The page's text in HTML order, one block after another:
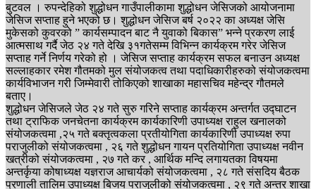
बुटवल । रुपन्देहिको शुद्धोधन गाउँपालीकामा शुद्धोधन जेसिजको आयोजनामा
जेसिज सप्ताह हुने भएको छ। शुद्धोधन जेसिज बर्ष २०२२ का अध्यक्ष जेसि
मुकेसको कुवरको ” कार्यसम्पादन बाट नै युवाको बिकास” भन्ने प्रकरण लाई
आत्मसाथ गर्दै जेठ २४ गते देखि ३१गतेसम्म विभिन्न कार्यक्रम गरेर जेसिज
सप्ताह गर्ने निर्णय गरेको हो । जेसिज सप्ताह कार्यक्रम सफल बनाउन अध्यक्ष
सल्लाहकार रमेश गौतमको मुल संयोजकत्व तथा पदाधिकारीहरुको संयोजकत्वमा
कार्यविभाजन गरी जिम्मेवारी तोकिएको शाखाका महासचिव महेन्द्र गौतमले
बताए।
शुद्धोधन जेसिजले जेठ २४ गते सुरु गरिने सप्ताह कार्यक्रम अन्तर्गत उद्घाटन
तथा ट्राफिक जनचेतना कार्यक्रम कार्यकारिणी उपाध्यक्ष राहुल खनालको
संयोजकत्वमा ,२५ गते बक्तृत्वकला प्रतीयोगिता कार्यकारिणी उपाध्यक्ष रुपा
पराजुलीको संयोजकत्वमा , २६ गते शुद्धोधन गायन प्रतियोगिता उपाध्यक्ष नवीन
खत्रीको संयोजकत्वमा , २७ गते कर , आर्थिक मन्दि लगायतका विषयमा
अन्तर्कृया कोषाध्यक्ष यज्ञराज आचार्यको संयोजकत्वमा , २८ गते संसदिय बैठक
प्रणाली तालिम उपाध्यक्ष बिजय पराजुलीको संयोजकत्वमा , २९ गते अन्तर शाखा